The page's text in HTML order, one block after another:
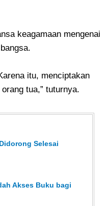
keagamaan mengenai
itu, menciptakan
tua,” tuturnya.
Selesai
Akses Buku bagi